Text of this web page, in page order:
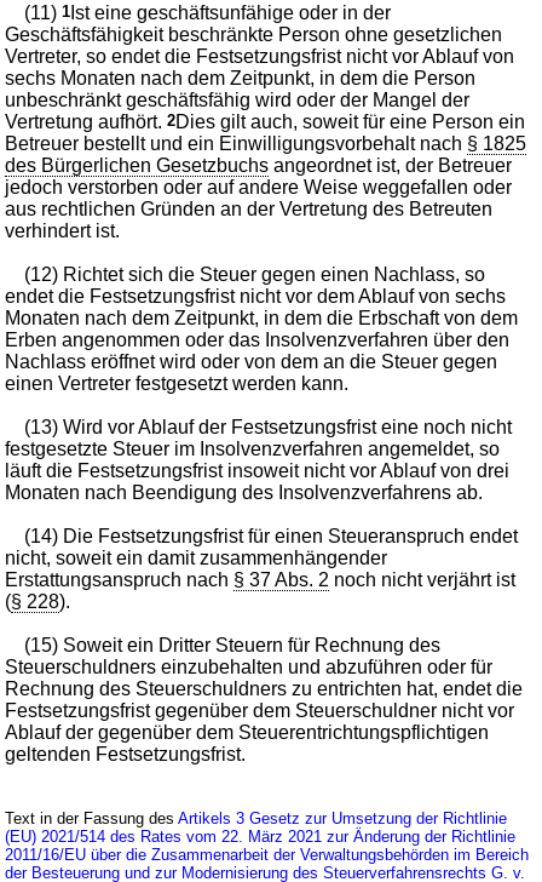
(11)1 Ist eine geschäftsunfähige oder in der
Geschäftsfähigkeit beschränkte Person ohne gesetzlichen
Vertreter, so endet die Festsetzungsfrist nicht vor Ablauf von
sechs Monaten nach dem Zeitpunkt, in dem die Person
unbeschränkt geschäftsfähig wird oder der Mangel der
Vertretung aufhört.2Dies gilt auch, soweit für eine Person ein
Betreuer bestellt und ein Einwilligungsvorbehalt nach § 1825
des Bürgerlichen Gesetzbuchs angeordnet ist, der Betreuer
jedoch verstorben oder auf andere Weise weggefallen oder
aus rechtlichen Gründen an der Vertretung des Betreuten
verhindert ist.
(12) Richtet sich die Steuer gegen einen Nachlass, so
endet die Festsetzungsfrist nicht vor dem Ablauf von sechs
Monaten nach dem Zeitpunkt, in dem die Erbschaft von dem
Erben angenommen oder das Insolvenzverfahren über den
Nachlass eröffnet wird oder von dem an die Steuer gegen
einen Vertreter festgesetzt werden kann.
(13) Wird vor Ablauf der Festsetzungsfrist eine noch nicht
festgesetzte Steuer im Insolvenzverfahren angemeldet, so
läuft die Festsetzungsfrist insoweit nicht vor Ablauf von drei
Monaten nach Beendigung des Insolvenzverfahrens ab.
(14) Die Festsetzungsfrist für einen Steueranspruch endet
nicht, soweit ein damit zusammenhängender
Erstattungsanspruch nach § 37 Abs. 2 noch nicht verjährt ist
(§ 228).
(15) Soweit ein Dritter Steuern für Rechnung des
Steuerschuldners einzubehalten und abzuführen oder für
Rechnung des Steuerschuldners zu entrichten hat, endet die
Festsetzungsfrist gegenüber dem Steuerschuldner nicht vor
Ablauf der gegenüber dem Steuerentrichtungspflichtigen
geltenden Festsetzungsfrist.
Text in der Fassung desArtikels 3 Gesetz zur Umsetzung der Richtlinie
(EU) 2021/514 des Rates vom 22. März 2021 zur Änderung der Richtlinie
2011/16/EU über die Zusammenarbeit der Verwaltungsbehörden im Bereich
der Besteuerung und zur Modernisierung des Steuerverfahrensrechts G. v.